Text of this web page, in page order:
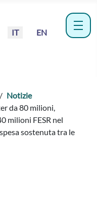
Seleziona la tua lingua
IT EN
Notizie
da 80 milioni,
milioni FESR nel
sostenuta tra le